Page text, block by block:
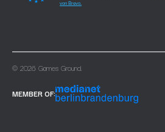
von Brevo.
© 2026 Games Ground.
MEMBER OF: